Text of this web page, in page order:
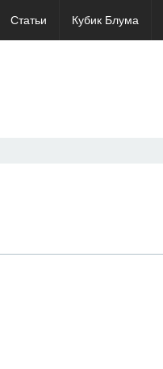
Статьи Кубик Блума